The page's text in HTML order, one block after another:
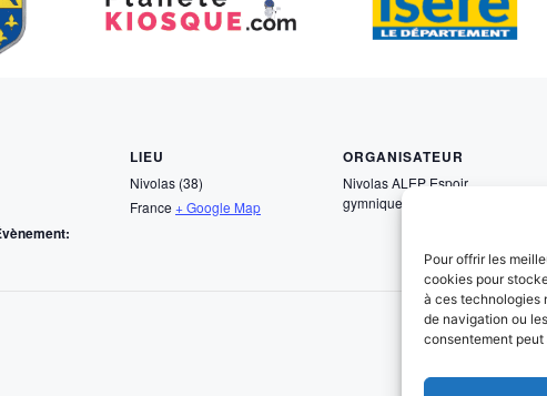
Pour offrir les
cookies pour
à ces technologies
de navigation ou
consentement
LIEU
Nivolas (38)
France + Google Map
ORGANISATEUR
Nivolas ALEP Espoir
gymnique